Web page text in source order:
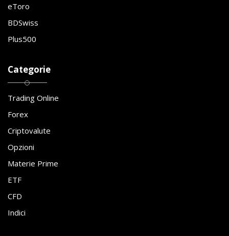
eToro
BDSwiss
Plus500
Categorie
Trading Online
Forex
Criptovalute
Opzioni
Materie Prime
ETF
CFD
Indici